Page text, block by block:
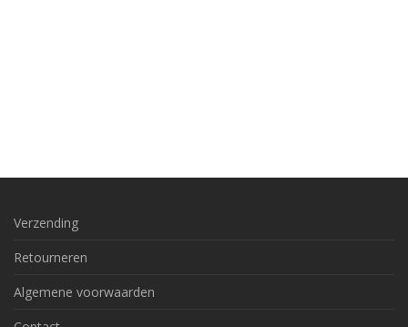
Verzending
Retourneren
Algemene voorwaarden